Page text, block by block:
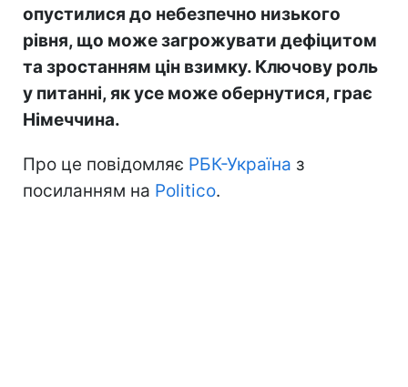
опустилися до небезпечно низького
рівня, що може загрожувати дефіцитом
та зростанням цін взимку. Ключову роль
у питанні, як усе може обернутися, грає
Німеччина.
Про це повідомляє РБК-Україна з
посиланням на Politico.